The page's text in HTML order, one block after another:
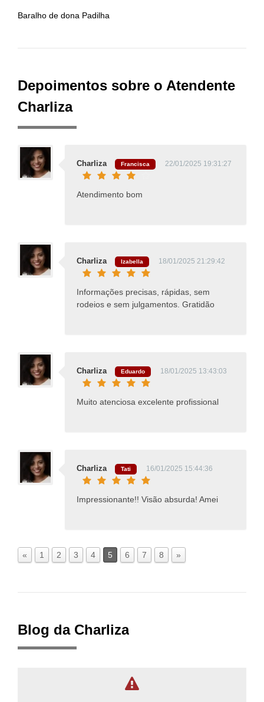
Baralho de dona Padilha
Depoimentos sobre o Atendente
Charliza
Charliza Francisca 22/01/2025 19:31:27
Atendimento bom
Charliza Izabella 18/01/2025 21:29:42
Informações precisas, rápidas, sem
rodeios e sem julgamentos. Gratidão
Charliza Eduardo 18/01/2025 13:43:03
Muito atenciosa excelente profissional
Charliza Tati 16/01/2025 15:44:36
Impressionante!! Visão absurda! Amei
« 1 2 3 4 5 6 7 8 »
Blog da Charliza